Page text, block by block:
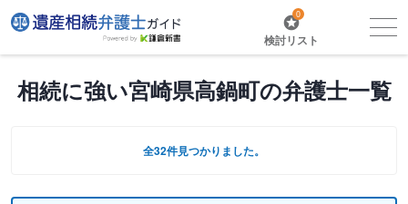
0
検討リスト
相続に強い宮崎県高鍋町の弁護士一覧
全32件見つかりました。